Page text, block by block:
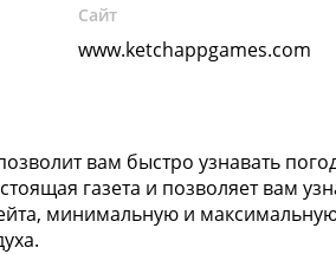
Сайт
www.ketchappgames.com
вам быстро узнавать
газета и позволяет вам
минимальную и